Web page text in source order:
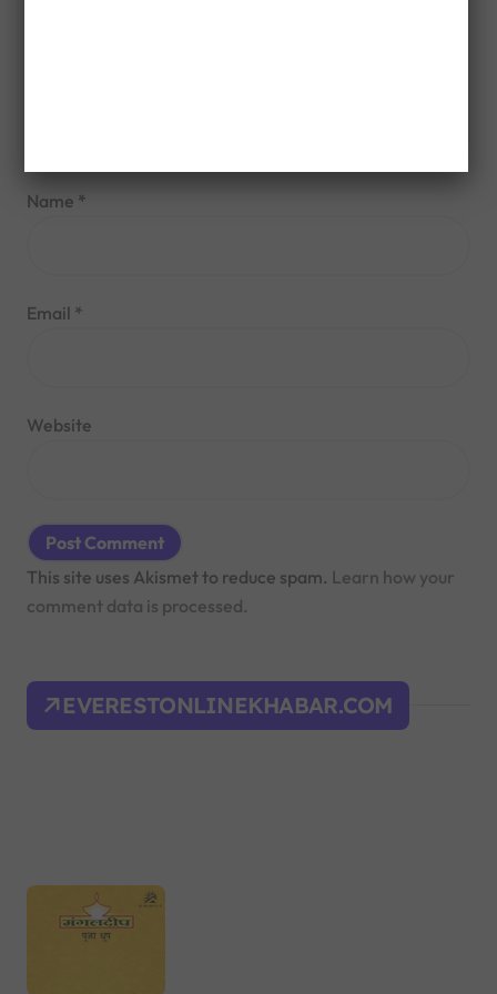
Name *
Email *
Website
This site uses Akismet to reduce spam. Learn how your
comment data is processed.
EVERESTONLINEKHABAR.COM